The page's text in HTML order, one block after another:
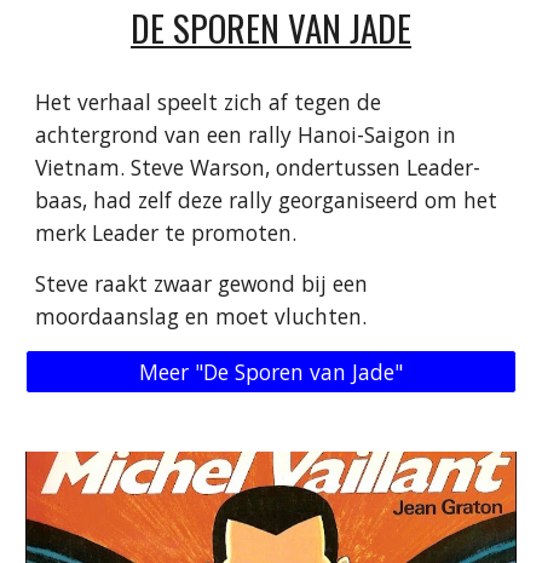
DE SPOREN VAN JADE
Het verhaal speelt zich af tegen de
achtergrond van een rally Hanoi-Saigon in
Vietnam. Steve Warson, ondertussen Leader-
baas, had zelf deze rally georganiseerd om het
merk Leader te promoten.
Steve raakt zwaar gewond bij een
moordaanslag en moet vluchten.
Meer "De Sporen van Jade"